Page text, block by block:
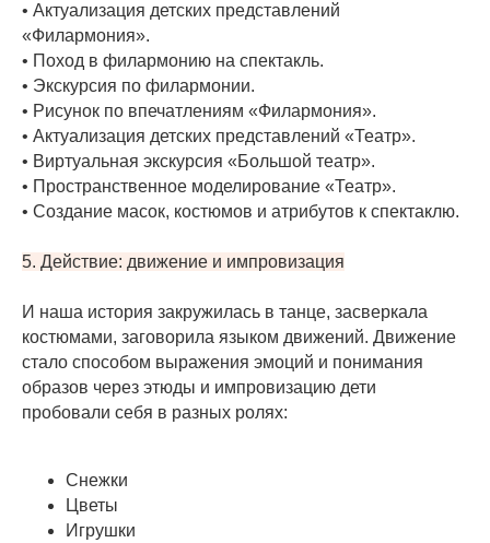
• Актуализация детских представлений
«Филармония».
• Поход в филармонию на спектакль.
• Экскурсия по филармонии.
• Рисунок по впечатлениям «Филармония».
• Актуализация детских представлений «Театр».
• Виртуальная экскурсия «Большой театр».
• Пространственное моделирование «Театр».
• Создание масок, костюмов и атрибутов к спектаклю.
5. Действие: движение и импровизация
И наша история закружилась в танце, засверкала
костюмами, заговорила языком движений. Движение
стало способом выражения эмоций и понимания
образов через этюды и импровизацию дети
пробовали себя в разных ролях:
Снежки
Цветы
Игрушки
8 (812) 426-56-65